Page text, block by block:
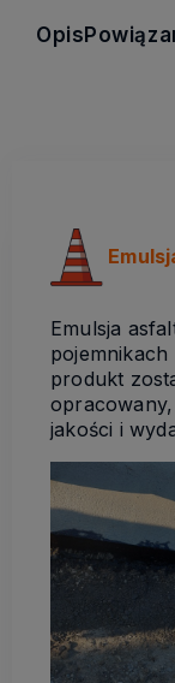
Opis
Emulsja
produkt
jakości i